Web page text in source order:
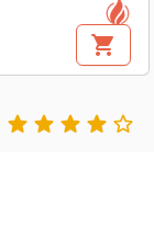
shopping_cart
    